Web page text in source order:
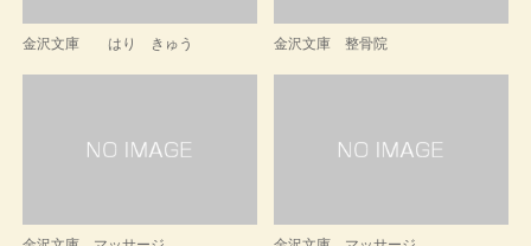
金沢文庫 はり きゅう 金沢文庫 整骨院